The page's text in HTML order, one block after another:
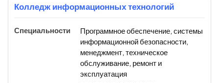
Колледж информационных технологий
Программное обеспечение, системы
информационной безопасности,
менеджмент, техническое
обслуживание, ремонт и
эксплуатация